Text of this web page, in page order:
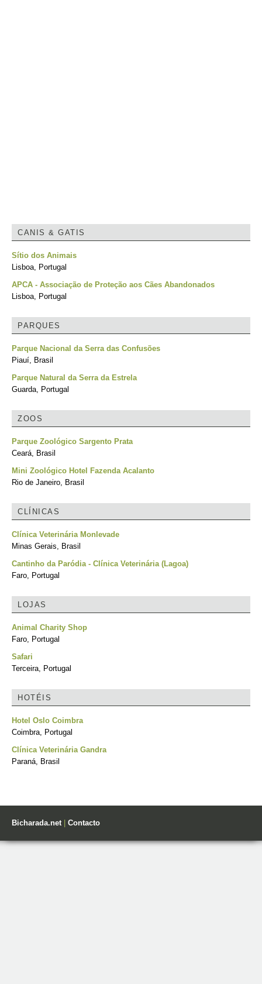
CANIS & GATIS
Sítio dos Animais
Lisboa, Portugal
APCA - Associação de Proteção aos Cães Abandonados
Lisboa, Portugal
PARQUES
Parque Nacional da Serra das Confusões
Piauí, Brasil
Parque Natural da Serra da Estrela
Guarda, Portugal
ZOOS
Parque Zoológico Sargento Prata
Ceará, Brasil
Mini Zoológico Hotel Fazenda Acalanto
Rio de Janeiro, Brasil
CLÍNICAS
Clínica Veterinária Monlevade
Minas Gerais, Brasil
Cantinho da Paródia - Clínica Veterinária (Lagoa)
Faro, Portugal
LOJAS
Animal Charity Shop
Faro, Portugal
Safari
Terceira, Portugal
HOTÉIS
Hotel Oslo Coimbra
Coimbra, Portugal
Clínica Veterinária Gandra
Paraná, Brasil
Bicharada.net| Contacto